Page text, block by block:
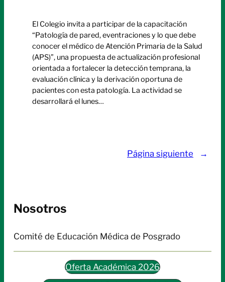
El Colegio invita a participar de la capacitación
“Patología de pared, eventraciones y lo que debe
conocer el médico de Atención Primaria de la Salud
(APS)”, una propuesta de actualización profesional
orientada a fortalecer la detección temprana, la
evaluación clínica y la derivación oportuna de
pacientes con esta patología. La actividad se
desarrollará el lunes…
Página siguiente →
Nosotros
Comité de Educación Médica de Posgrado
Oferta Académica 2026